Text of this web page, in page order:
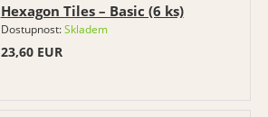
Hexagon Tiles – Basic (6 ks)
Dostupnost:Skladem
23,60 EUR